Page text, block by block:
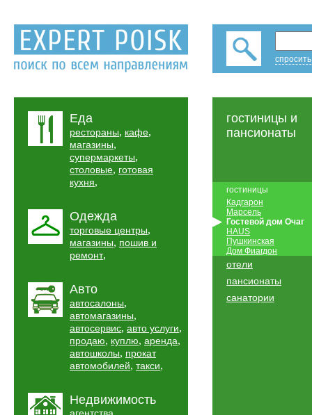
Еда
рестораны, кафе,
магазины,
супермаркеты,
столовые, готовая
кухня,
Одежда
торговые центры,
магазины, пошив и
ремонт,
Авто
автосалоны,
автомагазины,
автосервис, авто услуги,
продаю, куплю, аренда,
автошколы, прокат
автомобилей, такси,
Недвижимость
гостиницы и
пансионаты
гостиницы
Кадгарон
Марсель
Гостевой дом Очаг
HAUS
Пушкинская
Дом Фиагдон
отели
пансионаты
санатории